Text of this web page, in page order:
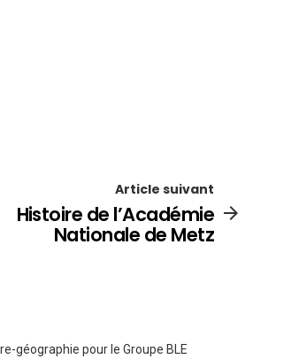
Article suivant
Histoire de l’Académie
Nationale de Metz
géographie pour le Groupe BLE